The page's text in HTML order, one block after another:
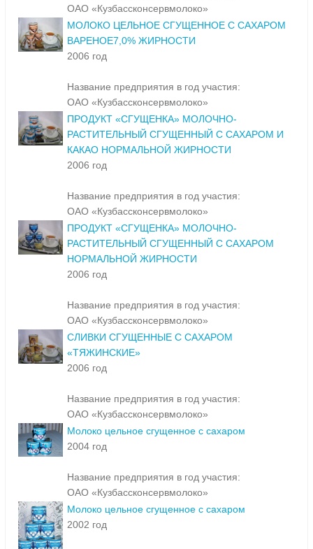
ОАО «Кузбассконсервмолоко»
МОЛОКО ЦЕЛЬНОЕ СГУЩЕННОЕ С САХАРОМ
ВАРЕНОЕ7,0% ЖИРНОСТИ
2006 год
Название предприятия в год участия:
ОАО «Кузбассконсервмолоко»
ПРОДУКТ «СГУЩЕНКА» МОЛОЧНО-
РАСТИТЕЛЬНЫЙ СГУЩЕННЫЙ С САХАРОМ И
КАКАО НОРМАЛЬНОЙ ЖИРНОСТИ
2006 год
Название предприятия в год участия:
ОАО «Кузбассконсервмолоко»
ПРОДУКТ «СГУЩЕНКА» МОЛОЧНО-
РАСТИТЕЛЬНЫЙ СГУЩЕННЫЙ С САХАРОМ
НОРМАЛЬНОЙ ЖИРНОСТИ
2006 год
Название предприятия в год участия:
ОАО «Кузбассконсервмолоко»
СЛИВКИ СГУЩЕННЫЕ С САХАРОМ
«ТЯЖИНСКИЕ»
2006 год
Название предприятия в год участия:
ОАО «Кузбассконсервмолоко»
Молоко цельное сгущенное с сахаром
2004 год
Название предприятия в год участия:
ОАО «Кузбассконсервмолоко»
Молоко цельное сгущенное с сахаром
2002 год